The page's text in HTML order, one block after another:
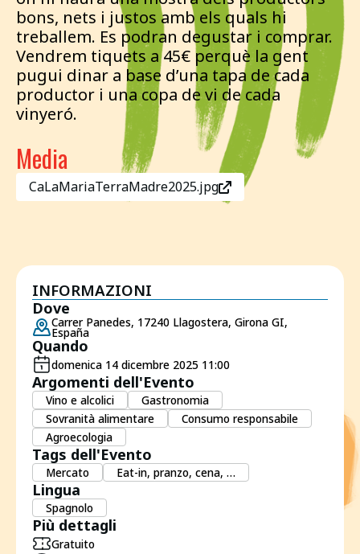
bons, nets i justos amb els quals hi
treballem. Es podran degustar i comprar.
Vendrem tiquets a 45€ perquè la gent
pugui dinar a base d’una tapa de cada
productor i una copa de vi de cada
vinyeró.
Media
CaLaMariaTerraMadre2025.jpg
INFORMAZIONI
Dove
Carrer Panedes, 17240 Llagostera, Girona GI,
España
Quando
domenica 14 dicembre 2025 11:00
Argomenti dell'Evento
Vino e alcolici
Gastronomia
Sovranità alimentare
Consumo responsabile
Agroecologia
Tags dell'Evento
Mercato Eat-in, pranzo, cena, …
Lingua
Spagnolo
Più dettagli
Gratuito